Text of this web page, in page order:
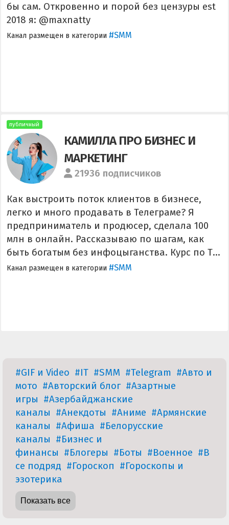
бы сам. Откровенно и порой без цензуры est
2018 я: @maxnatty
Канал размещен в категории #SMM
публичный
КАМИЛЛА ПРО БИЗНЕС И
МАРКЕТИНГ
21936 подписчиков
Как выстроить поток клиентов в бизнесе,
легко и много продавать в Телеграме? Я
предприниматель и продюсер, сделала 100
млн в онлайн. Рассказываю по шагам, как
быть богатым без инфоцыганства. Курс по Т...
Канал размещен в категории #SMM
#GIF и Video #IT #SMM #Telegram #Авто и
мото #Авторский блог #Азартные
игры #Азербайджанские
каналы #Анекдоты #Аниме #Армянские
каналы #Афиша #Белорусские
каналы #Бизнес и
финансы #Блогеры #Боты #Военное #В
се подряд #Гороскоп #Гороскопы и
эзотерика
Показать все